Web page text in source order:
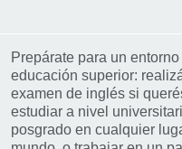
Prepárate para un
educación superior:
examen de inglés si
estudiar a nivel
posgrado en cualquier